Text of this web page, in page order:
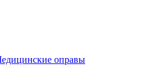
оправы